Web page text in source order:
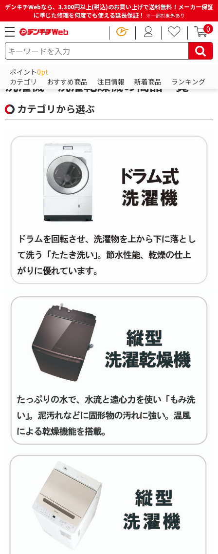
デンキチWebなら、3,300円以上(税込)のお買い上げで送料無料！メーカー保証
に準じた修理を何度でも使える延長保証！ ※一部対象外あり
0
ポイント0pt
カテゴリ
おすすめ商品 注目情報 新着商品 ランキング
HOME 商品一覧ページ 冷蔵庫・洗濯機・生活家電
洗濯機・洗濯乾燥機の商品一覧
カテゴリから選ぶ